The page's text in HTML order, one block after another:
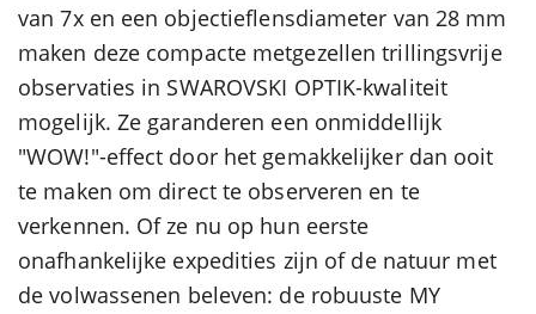
van 7x en een objectieflensdiameter van 28 mm
maken deze compacte metgezellen trillingsvrije
observaties in SWAROVSKI OPTIK-kwaliteit
mogelijk. Ze garanderen een onmiddellijk
"WOW!"-effect door het gemakkelijker dan ooit
te maken om direct te observeren en te
verkennen. Of ze nu op hun eerste
onafhankelijke expedities zijn of de natuur met
de volwassenen beleven: de robuuste MY